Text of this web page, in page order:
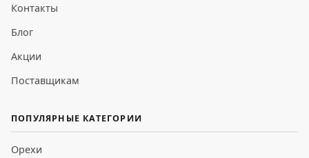
Контакты
Блог
Акции
Поставщикам
ПОПУЛЯРНЫЕ КАТЕГОРИИ
Орехи